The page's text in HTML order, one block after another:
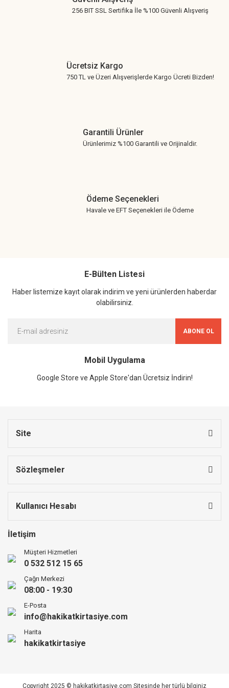
256 BIT SSL Sertifika İle %100 Güvenli Alışveriş
Ücretsiz Kargo
750 TL ve Üzeri Alışverişlerde Kargo Ücreti Bizden!
Garantili Ürünler
Ürünlerimiz %100 Garantili ve Orijinaldir.
Ödeme Seçenekleri
Havale ve EFT Seçenekleri ile Ödeme
E-Bülten Listesi
Haber listemize kayıt olarak indirim ve yeni ürünlerden haberdar
olabilirsiniz.
ABONE OL
Mobil Uygulama
Google Store ve Apple Store'dan Ücretsiz İndirin!
Site
Sözleşmeler
Kullanıcı Hesabı
İletişim
Müşteri Hizmetleri
0 532 512 15 65
Çağrı Merkezi
08:00 - 19:30
E-Posta
info@hakikatkirtasiye.com
Harita
hakikatkirtasiye
Copyright 2025 © hakikatkirtasiye.com Sitesinde her türlü bilginiz